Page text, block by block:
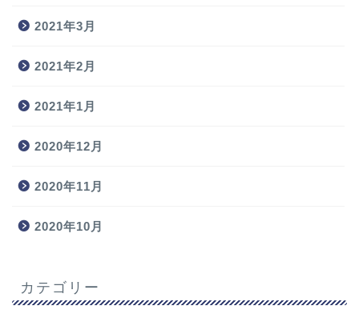
2021年3月
2021年2月
2021年1月
2020年12月
2020年11月
2020年10月
カテゴリー